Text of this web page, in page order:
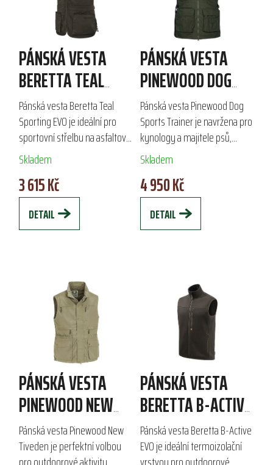
PÁNSKÁ VESTA
BERETTA TEAL
SPORTING EVO
Pánská vesta Beretta Teal
Sporting EVO je ideální pro
sportovní střelbu na asfaltové
holuby. Kombinace bavlny a
polyesteru zajišťuje lehkost a
přiléhavost, zatímco
elastické...
Skladem
3 615 Kč
DETAIL
PÁNSKÁ VESTA
PINEWOOD DOG
SPORTS TRAINER
Pánská vesta Pinewood Dog
Sports Trainer je navržena pro
kynology a majitele psů,
ideální pro venčení a výcvik.
Díky ekologické impregnaci
Bionic Finish® Eco zajišťuje...
Skladem
4 950 Kč
DETAIL
PÁNSKÁ VESTA
PINEWOOD NEW
TIVEDEN
Pánská vesta Pinewood New
Tiveden je perfektní volbou
PÁNSKÁ VESTA
BERETTA B-ACTIVE
EVO
Pánská vesta Beretta B-Active
EVO je ideální termoizolační